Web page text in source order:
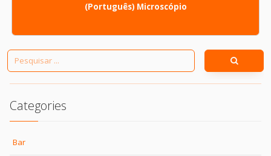
(Português) Microscópio
Categories
Bar